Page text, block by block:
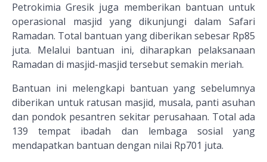
Petrokimia Gresik juga memberikan bantuan untuk
operasional masjid yang dikunjungi dalam Safari
Ramadan. Total bantuan yang diberikan sebesar Rp85
juta. Melalui bantuan ini, diharapkan pelaksanaan
Ramadan di masjid-masjid tersebut semakin meriah.
Bantuan ini melengkapi bantuan yang sebelumnya
diberikan untuk ratusan masjid, musala, panti asuhan
dan pondok pesantren sekitar perusahaan. Total ada
139 tempat ibadah dan lembaga sosial yang
mendapatkan bantuan dengan nilai Rp701 juta.